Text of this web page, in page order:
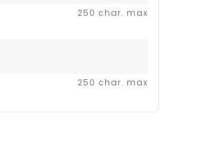
250 char. max
250 char. max